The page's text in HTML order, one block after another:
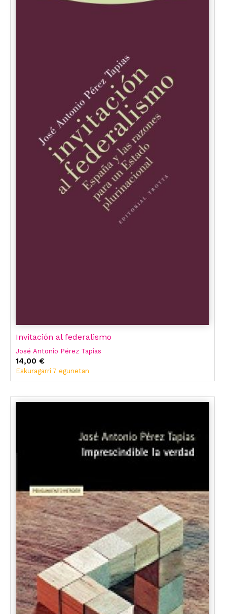
Invitación al federalismo
José Antonio Pérez Tapias
14,00 €
Eskuragarri 7 egunetan